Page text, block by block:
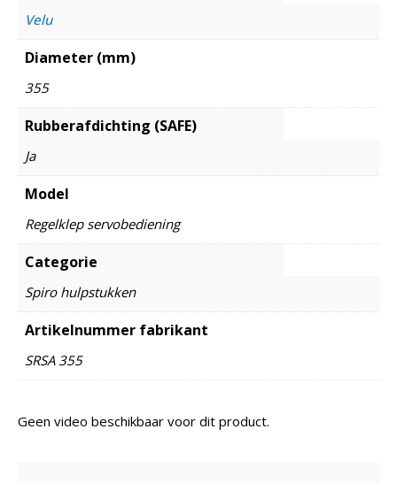
Velu
Diameter (mm)
355
Rubberafdichting (SAFE)
Ja
Model
Regelklep servobediening
Categorie
Spiro hulpstukken
Artikelnummer fabrikant
SRSA 355
Geen video beschikbaar voor dit product.